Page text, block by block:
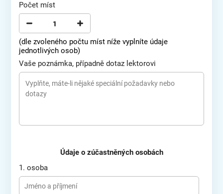
Počet míst
(dle zvoleného počtu míst níže vyplníte údaje
jednotlivých osob)
Vaše poznámka, případně dotaz lektorovi
Údaje o zúčastněných osobách
1. osoba